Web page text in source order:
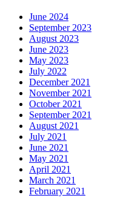
June 2024
September 2023
August 2023
June 2023
May 2023
July 2022
December 2021
November 2021
October 2021
September 2021
August 2021
July 2021
June 2021
May 2021
April 2021
March 2021
February 2021